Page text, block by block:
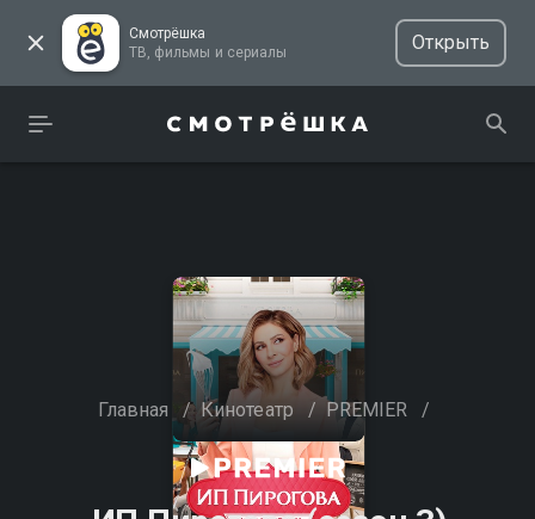
Смотрёшка
ТВ, фильмы и сериалы
Открыть
Главная / Кинотеатр / PREMIER /